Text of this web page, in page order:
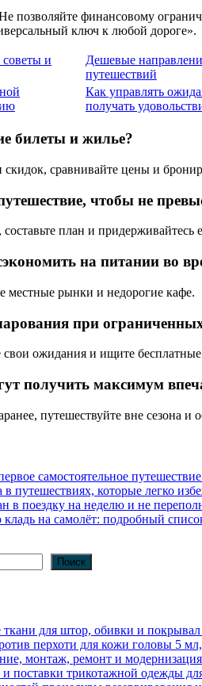
позволяйте финансовому
ключ к любой дороге».
и
Дешевые
путешествий
Как управлять
получать
билеты и жилье?
сравнивайте цены и
чтобы не
план и придерживайтесь
на питании во
местные рынки и недорогие кафе.
при
ожидания и ищите
получить максимум
путешествуйте вне сезона и
самостоятельное
путешествиях, которые легко
в поездку на неделю и не
кладь на самолёт: подробный
Поиск
для штор, обивки и
перхоти для кожи головы 5
монтаж, ремонт и
и поставки трикотажной одежды